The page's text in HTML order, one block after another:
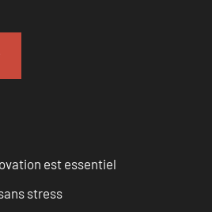
est essentiel
stress